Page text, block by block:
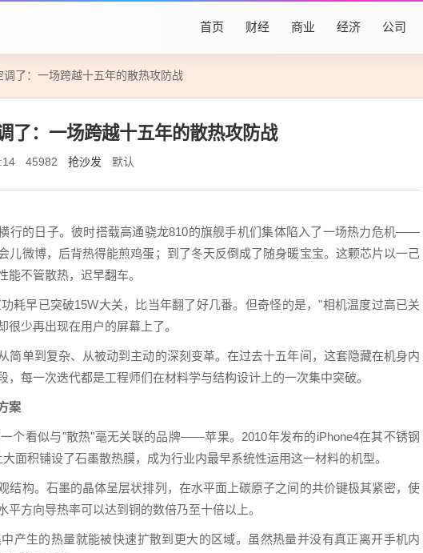
首页 财经 商业 经济 公司
了：一场跨越十五年的散热攻防战
了：一场跨越十五年的散热攻防战
45982 抢沙发 默认
行的日子。彼时搭载高通骁龙810的旗舰手机们集体陷入了一场热力危机——
儿微博，后背热得能煎鸡蛋；到了冬天反倒成了随身暖宝宝。这颗芯片以一己
不管散热，迟早翻车。
耗早已突破15W大关，比当年翻了好几番。但奇怪的是，"相机温度过高已关
少再出现在用户的屏幕上了。
简单到复杂、从被动到主动的深刻变革。在过去十五年间，这套隐藏在机身内
每一次迭代都是工程师们在材料学与结构设计上的一次集中突破。
案
个看似与"散热"毫无关联的品牌——苹果。2010年发布的iPhone4在其不锈钢
面积铺设了石墨散热膜，成为行业内最早系统性运用这一材料的机型。
结构。石墨的晶体呈层状排列，在水平面上碳原子之间的共价键极其紧密，使
方向导热率可以达到铜的数倍乃至十倍以上。
产生的热量就能被快速扩散到更大的区域。虽然热量并没有真正离开手机内